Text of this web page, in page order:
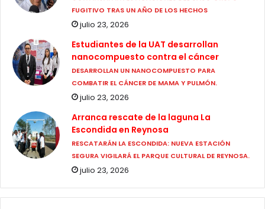
FUGITIVO TRAS UN AÑO DE LOS HECHOS
julio 23, 2026
Estudiantes de la UAT desarrollan
nanocompuesto contra el cáncer
DESARROLLAN UN NANOCOMPUESTO PARA
COMBATIR EL CÁNCER DE MAMA Y PULMÓN.
julio 23, 2026
Arranca rescate de la laguna La
Escondida en Reynosa
RESCATARÁN LA ESCONDIDA: NUEVA ESTACIÓN
SEGURA VIGILARÁ EL PARQUE CULTURAL DE REYNOSA.
julio 23, 2026